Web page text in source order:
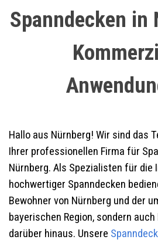
Spanndecken in
Hallo aus Nürnberg! Wir sind das
Ihrer professionellen Firma für
Nürnberg. Als Spezialisten für die
hochwertiger Spanndecken
Bewohner von Nürnberg und der
bayerischen Region, sondern
darüber hinaus. Unsere